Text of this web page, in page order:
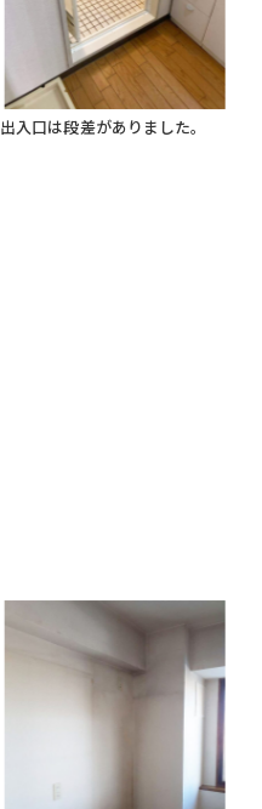
出入口は段差がありました。